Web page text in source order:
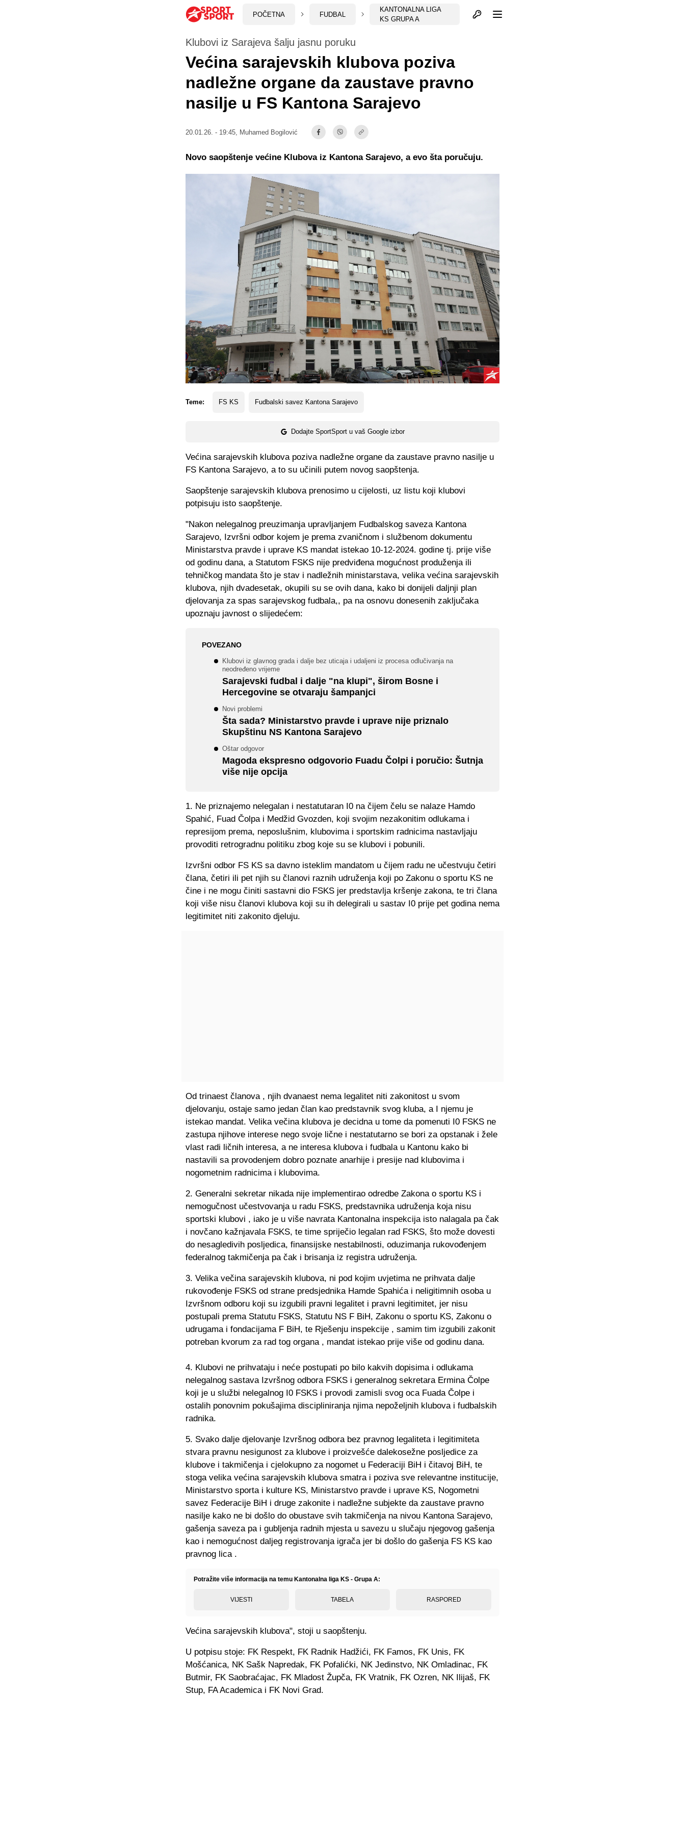
POČETNA FUDBAL
KANTONALNA LIGA
KS GRUPA A
Otvori profil
Klubovi iz Sarajeva šalju jasnu poruku
Većina sarajevskih klubova poziva
nadležne organe da zaustave pravno
nasilje u FS Kantona Sarajevo
20.01.26. - 19:45, Muhamed Bogilović
Teme: FS KS Fudbalski savez Kantona Sarajevo
Dodajte SportSport u vaš Google izbor
Novo saopštenje većine Klubova iz Kantona Sarajevo, a evo šta poručuju.
Većina sarajevskih klubova poziva nadležne organe da zaustave pravno nasilje u
FS Kantona Sarajevo, a to su učinili putem novog saopštenja.
Saopštenje sarajevskih klubova prenosimo u cijelosti, uz listu koji klubovi
potpisuju isto saopštenje.
"Nakon nelegalnog preuzimanja upravljanjem Fudbalskog saveza Kantona
Sarajevo, Izvršni odbor kojem je prema zvaničnom i službenom dokumentu
Ministarstva pravde i uprave KS mandat istekao 10-12-2024. godine tj. prije više
od godinu dana, a Statutom FSKS nije predviđena mogućnost produženja ili
tehničkog mandata što je stav i nadležnih ministarstava, velika većina sarajevskih
klubova, njih dvadesetak, okupili su se ovih dana, kako bi donijeli daljnji plan
djelovanja za spas sarajevskog fudbala,, pa na osnovu donesenih zaključaka
upoznaju javnost o slijedećem:
POVEZANO
Klubovi iz glavnog grada i dalje bez uticaja i udaljeni iz procesa odlučivanja na
neodređeno vrijeme
Sarajevski fudbal i dalje "na klupi", širom Bosne i
Hercegovine se otvaraju šampanjci
Novi problemi
Šta sada? Ministarstvo pravde i uprave nije priznalo
Skupštinu NS Kantona Sarajevo
Oštar odgovor
Magoda ekspresno odgovorio Fuadu Čolpi i poručio: Šutnja
više nije opcija
1. Ne priznajemo nelegalan i nestatutaran I0 na čijem čelu se nalaze Hamdo
Spahić, Fuad Čolpa i Medžid Gvozden, koji svojim nezakonitim odlukama i
represijom prema, neposlušnim, klubovima i sportskim radnicima nastavljaju
provoditi retrogradnu politiku zbog koje su se klubovi i pobunili.
Izvršni odbor FS KS sa davno isteklim mandatom u čijem radu ne učestvuju četiri
člana, četiri ili pet njih su članovi raznih udruženja koji po Zakonu o sportu KS ne
čine i ne mogu činiti sastavni dio FSKS jer predstavlja kršenje zakona, te tri člana
koji više nisu članovi klubova koji su ih delegirali u sastav I0 prije pet godina nema
legitimitet niti zakonito djeluju.
Od trinaest članova , njih dvanaest nema legalitet niti zakonitost u svom
djelovanju, ostaje samo jedan član kao predstavnik svog kluba, a I njemu je
istekao mandat. Velika večina klubova je decidna u tome da pomenuti I0 FSKS ne
zastupa njihove interese nego svoje lične i nestatutarno se bori za opstanak i žele
vlast radi ličnih interesa, a ne interesa klubova i fudbala u Kantonu kako bi
nastavili sa provodenjem dobro poznate anarhije i presije nad klubovima i
nogometnim radnicima i klubovima.
2. Generalni sekretar nikada nije implementirao odredbe Zakona o sportu KS i
nemogučnost učestvovanja u radu FSKS, predstavnika udruženja koja nisu
sportski klubovi , iako je u više navrata Kantonalna inspekcija isto nalagala pa čak
i novčano kažnjavala FSKS, te time spriječio legalan rad FSKS, što može dovesti
do nesagledivih posljedica, finansijske nestabilnosti, oduzimanja rukovođenjem
federalnog takmičenja pa čak i brisanja iz registra udruženja.
3. Velika večina sarajevskih klubova, ni pod kojim uvjetima ne prihvata dalje
rukovođenje FSKS od strane predsjednika Hamde Spahića i neligitimnih osoba u
Izvršnom odboru koji su izgubili pravni legalitet i pravni legitimitet, jer nisu
postupali prema Statutu FSKS, Statutu NS F BiH, Zakonu o sportu KS, Zakonu o
udrugama i fondacijama F BiH, te Rješenju inspekcije , samim tim izgubili zakonit
potreban kvorum za rad tog organa , mandat istekao prije više od godinu dana.
4. Klubovi ne prihvataju i neće postupati po bilo kakvih dopisima i odlukama
nelegalnog sastava Izvršnog odbora FSKS i generalnog sekretara Ermina Čolpe
koji je u službi nelegalnog I0 FSKS i provodi zamisli svog oca Fuada Čolpe i
ostalih ponovnim pokušajima discipliniranja njima nepoželjnih klubova i fudbalskih
radnika.
5. Svako dalje djelovanje Izvršnog odbora bez pravnog legaliteta i legitimiteta
stvara pravnu nesigunost za klubove i proizvešće dalekosežne posljedice za
klubove i takmičenja i cjelokupno za nogomet u Federaciji BiH i čitavoj BiH, te
stoga velika većina sarajevskih klubova smatra i poziva sve relevantne institucije,
Ministarstvo sporta i kulture KS, Ministarstvo pravde i uprave KS, Nogometni
savez Federacije BiH i druge zakonite i nadležne subjekte da zaustave pravno
nasilje kako ne bi došlo do obustave svih takmičenja na nivou Kantona Sarajevo,
gašenja saveza pa i gubljenja radnih mjesta u savezu u slučaju njegovog gašenja
kao i nemogućnost daljeg registrovanja igrača jer bi došlo do gašenja FS KS kao
pravnog lica .
Potražite više informacija na temu Kantonalna liga KS - Grupa A:
VIJESTI TABELA RASPORED
Većina sarajevskih klubova", stoji u saopštenju.
U potpisu stoje: FK Respekt, FK Radnik Hadžići, FK Famos, FK Unis, FK
Mošćanica, NK Sašk Napredak, FK Pofalićki, NK Jedinstvo, NK Omladinac, FK
Butmir, FK Saobraćajac, FK Mladost Župča, FK Vratnik, FK Ozren, NK Ilijaš, FK
Stup, FA Academica i FK Novi Grad.